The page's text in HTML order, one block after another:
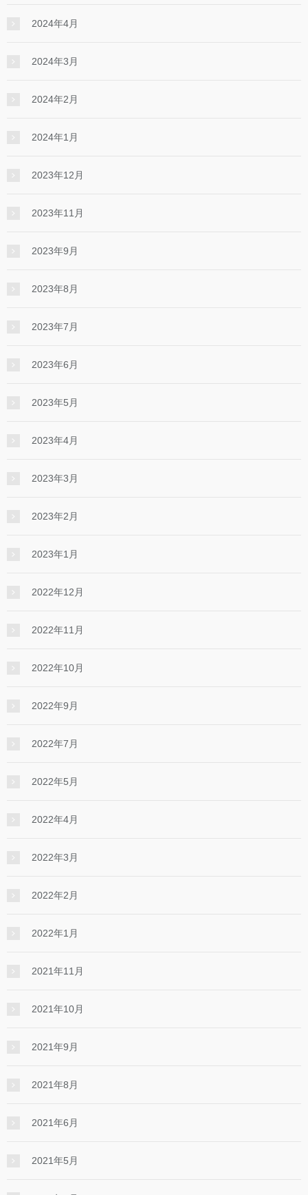
2024年4月
2024年3月
2024年2月
2024年1月
2023年12月
2023年11月
2023年9月
2023年8月
2023年7月
2023年6月
2023年5月
2023年4月
2023年3月
2023年2月
2023年1月
2022年12月
2022年11月
2022年10月
2022年9月
2022年7月
2022年5月
2022年4月
2022年3月
2022年2月
2022年1月
2021年11月
2021年10月
2021年9月
2021年8月
2021年6月
2021年5月